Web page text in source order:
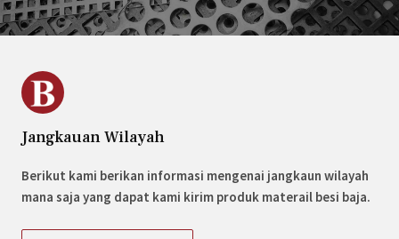
Jangkauan Wilayah
Berikut kami berikan informasi mengenai jangkaun wilayah
mana saja yang dapat kami kirim produk materail besi baja.